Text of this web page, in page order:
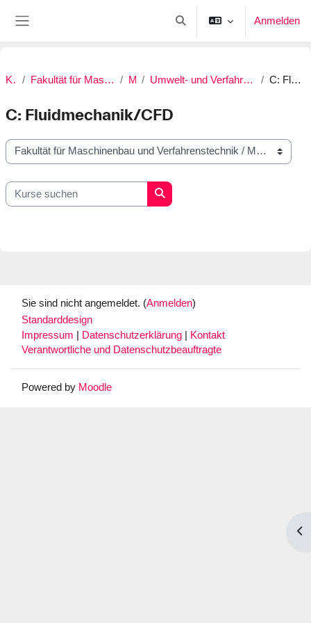
Sucheingabe umschalten
Anmelden
Kurse Fakultät für Maschinenbau und Verfahrenstechnik Master Umwelt- und Verfahrenstechnik (M.Eng.) | Neu ab SoSe 2022 C: Fluidmechanik/CFD
C: Fluidmechanik/CFD
Kursbereiche
Kurse suchen
Kurse suchen
Sie sind nicht angemeldet. (Anmelden)
Standarddesign
Impressum
Datenschutzerklärung
Kontakt
Verantwortliche und Datenschutzbeauftragte
Powered by Moodle